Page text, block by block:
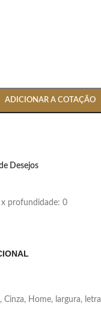
ADICIONAR A COTAÇÃO
Desejos
x profundidade: 0
, Cinza, Home, largura, letra